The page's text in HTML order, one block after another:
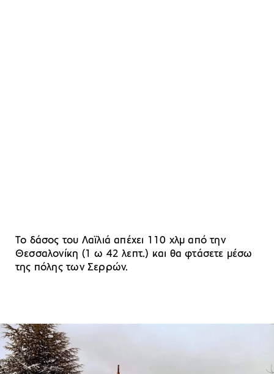
Το δάσος του Λαϊλιά απέχει 110 χλμ από την
Θεσσαλονίκη (1 ω 42 λεπτ.) και θα φτάσετε μέσω
της πόλης των Σερρών.